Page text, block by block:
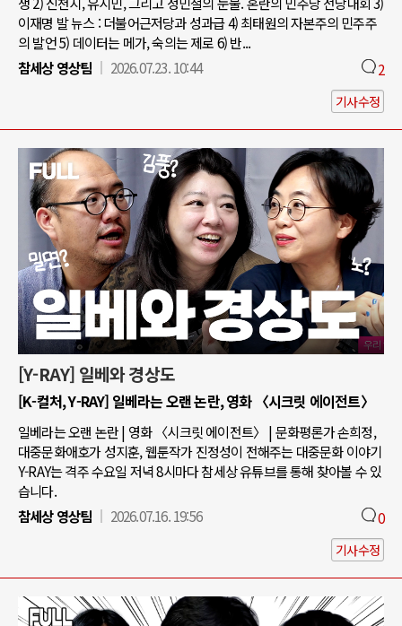
이재명 발 뉴스 : 더불어근저당과 성과급 4) 최태원의 자본주의 민주주
의 발언 5) 데이터는 메가, 숙의는 제로 6) 반...
참세상 영상팀
2026.07.23. 10:44 2
기사수정
[Y-RAY] 일베와 경상도
[K-컬처, Y-RAY] 일베라는 오랜 논란, 영화 〈시크릿 에이전트〉
일베라는 오랜 논란 | 영화 〈시크릿 에이전트〉 | 문화평론가 손희정,
대중문화애호가 성지훈, 웹툰작가 진정성이 전해주는 대중문화 이야기
Y-RAY는 격주 수요일 저녁 8시마다 참세상 유튜브를 통해 찾아볼 수 있
습니다.
참세상 영상팀
2026.07.16. 19:56 0
기사수정